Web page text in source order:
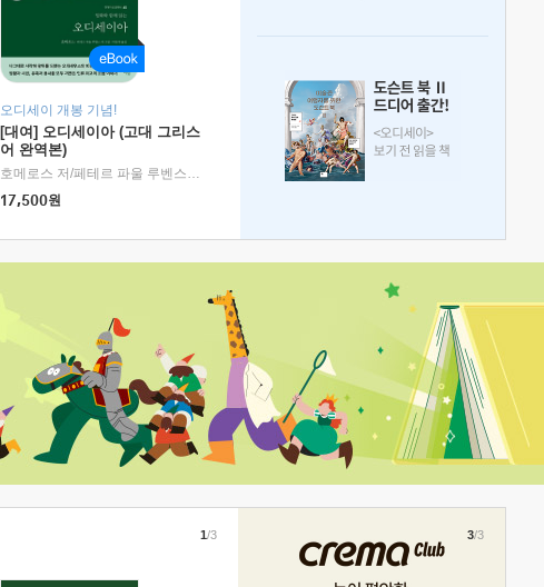
오디세이 개봉 기념!
[대여] 오디세이아 (고대 그리스
어 완역본)
호메로스 저/페테르 파울 루벤스 그림/박문재 역
현대지성
17,500원
1/3 3/3